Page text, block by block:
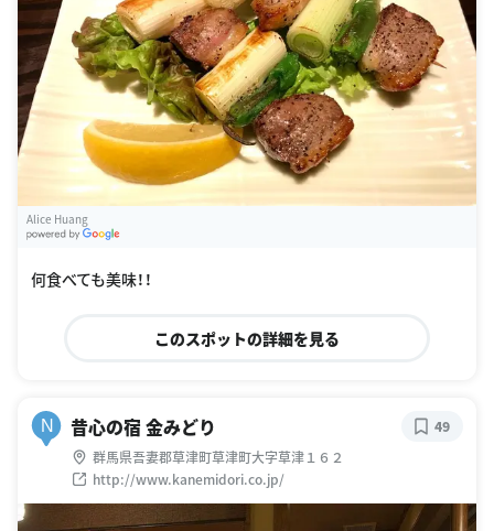
Alice Huang
何食べても美味！！
このスポットの詳細を見る
N 昔心の宿 金みどり
群馬県吾妻郡草津町草津町大字草津１６２
http://www.kanemidori.co.jp/
49